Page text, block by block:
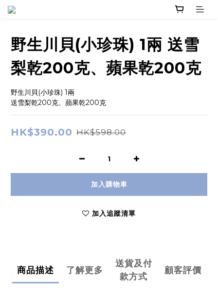
野生川貝(小珍珠) 1兩 送雪
梨乾200克、蘋果乾200克
野生川貝(小珍珠) 1兩
送雪梨乾200克、蘋果乾200克
HK$390.00 HK$598.00
加入購物車
加入追蹤清單
商品描述 了解更多
送貨及付
款方式
顧客評價